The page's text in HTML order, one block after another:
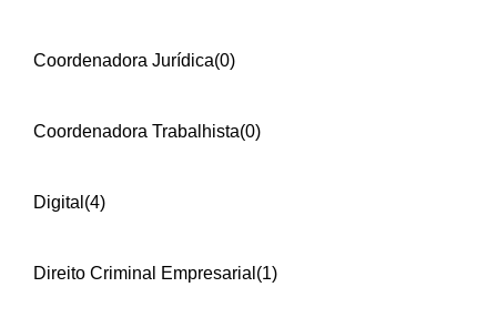
Coordenadora Jurídica(0)
Coordenadora Trabalhista(0)
Digital (4)
Direito Criminal Empresarial (1)